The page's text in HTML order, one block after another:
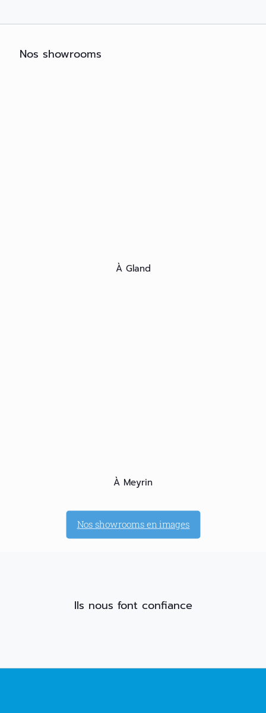
Nos showrooms
À Gland
À Meyrin
Nos showrooms en images
Ils nous font confiance